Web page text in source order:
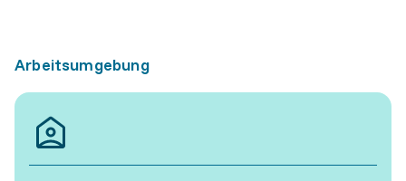
Arbeitsumgebung